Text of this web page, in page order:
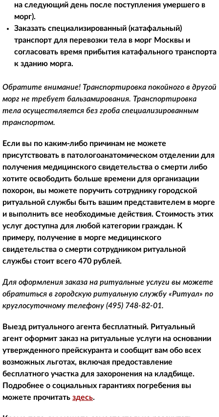
на следующий день после поступления умершего в
морг).
Заказать специализированный (катафальный)
транспорт для перевозки тела в морг Москвы и
согласовать время прибытия катафального транспорта
к зданию морга.
Обратите внимание! Транспортировка покойного в другой
морг не требует бальзамирования. Транспортировка
тела осуществляется без гроба специализированным
транспортом.
Если вы по каким-либо причинам не можете
присутствовать в патологоанатомическом отделении для
получения медицинского свидетельства о смерти либо
хотите освободить больше времени для организации
похорон, вы можете поручить сотруднику городской
ритуальной службы быть вашим представителем в морге
и выполнить все необходимые действия. Стоимость этих
услуг доступна для любой категории граждан. К
примеру, получение в морге медицинского
свидетельства о смерти сотрудником ритуальной
службы стоит всего 470 рублей.
Для оформления заказа на ритуальные услуги вы можете
обратиться в городскую ритуальную службу «Ритуал» по
круглосуточному телефону (495) 748-82-01.
Выезд ритуального агента бесплатный. Ритуальный
агент оформит заказ на ритуальные услуги на основании
утвержденного прейскуранта и сообщит вам обо всех
возможных льготах, включая предоставление
бесплатного участка для захоронения на кладбище.
Подробнее о социальных гарантиях погребения вы
можете прочитать здесь.